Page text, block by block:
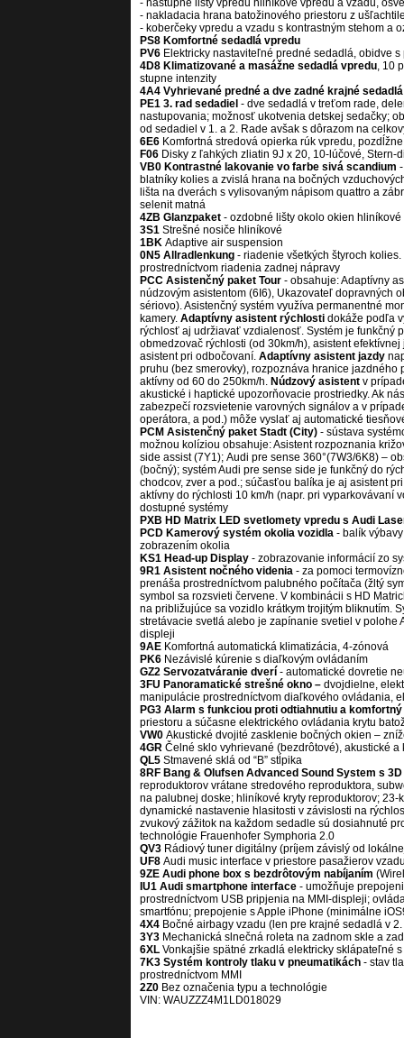
- nástupné lišty vpredu hliníkové vpredu a vzadu,
- nakladacia hrana batožinového priestoru z
- koberčeky vpredu a vzadu s kontrastným stehom a
PS8 Komfortné sedadlá vpredu
PV6 Elektricky nastaviteľné predné sedadlá, obidve
4D8 Klimatizované a masážne sedadlá vpredu, 10
stupne intenzity
4A4 Vyhrievané predné a dve zadné krajné
PE1 3. rad sedadiel - dve sedadlá v treťom rade,
nastupovania; možnosť ukotvenia detskej sedačky;
od sedadiel v 1. a 2. Rade avšak s dôrazom na
6E6 Komfortná stredová opierka rúk vpredu,
F06 Disky z ľahkých zliatin 9J x 20, 10-lúčové, Stern-
VB0 Kontrastné lakovanie vo farbe sivá scandium
blatníky kolies a zvislá hrana na bočných
lišta na dverách s vylisovaným nápisom quattro a
selenit matná
4ZB Glanzpaket - ozdobné lišty okolo okien
3S1 Strešné nosiče hliníkové
1BK Adaptive air suspension
0N5 Allradlenkung - riadenie všetkých štyroch
prostredníctvom riadenia zadnej nápravy
PCC Asistenčný paket Tour - obsahuje: Adaptívny
núdzovým asistentom (6I6), Ukazovateľ dopravných
sériovo). Asistenčný systém využíva permanentné
kamery. Adaptívny asistent rýchlosti dokáže podľa
rýchlosť aj udržiavať vzdialenosť. Systém je funkčný
obmedzovač rýchlosti (od 30km/h), asistent
asistent pri odbočovaní. Adaptívny asistent jazdy
pruhu (bez smerovky), rozpoznáva hranice jazdného
aktívny od 60 do 250km/h. Núdzový asistent v
akustické i haptické upozorňovacie prostriedky. Ak
zabezpečí rozsvietenie varovných signálov a v
operátora, a pod.) môže vyslať aj automatické
PCM Asistenčný paket Stadt (City) - sústava
možnou kolíziou obsahuje: Asistent rozpoznania
side assist (7Y1); Audi pre sense 360°(7W3/6K8) –
(bočný); systém Audi pre sense side je funkčný do
chodcov, zver a pod.; súčasťou balíka je aj asistent
aktívny do rýchlosti 10 km/h (napr. pri vyparkovávaní
dostupné systémy
PXB HD Matrix LED svetlomety vpredu s Audi
PCD Kamerový systém okolia vozidla - balík
zobrazením okolia
KS1 Head-up Display - zobrazovanie informácií zo
9R1 Asistent nočného videnia - za pomoci
prenáša prostredníctvom palubného počítača (žltý
symbol sa rozsvieti červene. V kombinácii s HD
na približujúce sa vozidlo krátkym trojitým bliknutím.
stretávacie svetlá alebo je zapínanie svetiel v polohe
displeji
9AE Komfortná automatická klimatizácia, 4-zónová
PK6 Nezávislé kúrenie s diaľkovým ovládaním
GZ2 Servozatváranie dverí - automatické dovretie
3FU Panoramatické strešné okno – dvojdielne,
manipulácie prostredníctvom diaľkového ovládania,
PG3 Alarm s funkciou proti odtiahnutiu a
priestoru a súčasne elektrického ovládania krytu
VW0 Akustické dvojité zasklenie bočných okien –
4GR Čelné sklo vyhrievané (bezdrôtové), akustické a
QL5 Stmavené sklá od “B” stĺpika
8RF Bang & Olufsen Advanced Sound System s
reproduktorov vrátane stredového reproduktora,
na palubnej doske; hliníkové kryty reproduktorov; 23-
dynamické nastavenie hlasitosti v závislosti na
zvukový zážitok na každom sedadle sú dosiahnuté
technológie Frauenhofer Symphoria 2.0
QV3 Rádiový tuner digitálny (príjem závislý od
UF8 Audi music interface v priestore pasažierov
9ZE Audi phone box s bezdrôtovým nabíjaním
IU1 Audi smartphone interface - umožňuje
prostredníctvom USB pripjenia na MMI-displeji;
smartfónu; prepojenie s Apple iPhone (minimálne
4X4 Bočné airbagy vzadu (len pre krajné sedadlá v
3Y3 Mechanická slnečná roleta na zadnom skle a
6XL Vonkajšie spätné zrkadlá elektricky sklápateľné
7K3 Systém kontroly tlaku v pneumatikách - stav
prostredníctvom MMI
2Z0 Bez označenia typu a technológie
VIN: WAUZZZ4M1LD018029